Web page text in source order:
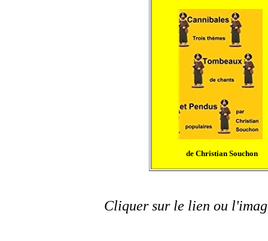
de Christian Souchon
Cliquer sur le lien ou